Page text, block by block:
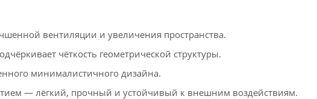
вентиляции и увеличения пространства.
чёткость геометрической структуры.
минималистичного дизайна.
— лёгкий, прочный и устойчивый к внешним воздействиям.